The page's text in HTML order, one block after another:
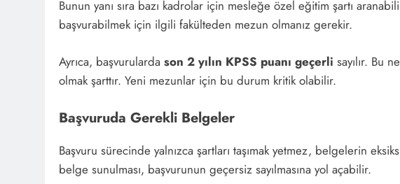
Bunun yanı sıra bazı kadrolar için mesleğe özel eğitim şartı
başvurabilmek için ilgili fakülteden mezun olmanız gerekir.
Ayrıca, başvurularda son 2 yılın KPSS puanı geçerli sayılır. Bu
olmak şarttır. Yeni mezunlar için bu durum kritik olabilir.
Başvuruda Gerekli Belgeler
Başvuru sürecinde yalnızca şartları taşımak yetmez, belgelerin
belge sunulması, başvurunun geçersiz sayılmasına yol açabilir.